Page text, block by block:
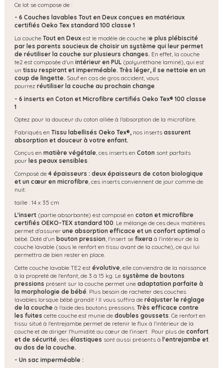
Ce lot se compose de :
- 6 Couches lavables Tout en Deux conçues en matériaux
certifiés Oeko Tex standard 100 classe 1
La couche Tout en Deux est le modèle de couche le plus plébiscité
par les parents soucieux de choisir un système qui leur permet
de réutiliser la couche sur plusieurs changes. En effet, la couche
te2 est composée d'un intérieur en PUL (polyuréthane laminé), qui est
un tissu respirant et imperméable. Très léger, il se nettoie en un
coup de lingette. Sauf en cas de gros accident, vous
pourrez réutiliser la couche au prochain change
- 6 inserts en Coton et Microfibre certifiés Oeko Tex® 100 classe
1
Optez pour la douceur du coton alliée à l'absorption de la microfibre.
Fabriqués en Tissu labellisés Oeko Tex®, nos inserts assurent
absorption et douceur à votre enfant.
Conçus en matière végétale, ces inserts en Coton sont parfaits
pour les peaux sensibles.
Composé de 4 épaisseurs : deux épaisseurs de coton biologique
et un cœur en microfibre , ces inserts conviennent de jour comme de
nuit.
taille : 14 x 35 cm
L'insert (partie absorbante) est composé en coton et microfibre
certifiés OEKO-TEX standard 100. Le mélange de ces deux matières
permet d'assurer une absorption efficace et un confort optimal à
bébé. Doté d'un bouton pression, l'insert se fixera à l'intérieur de la
couche lavable (sous le renfort en tissu avant de la couche), ce qui lui
permettra de bien rester en place.
Cette couche lavable TE2 est évolutive elle conviendra de la naissance
à la propreté de l'enfant, de 3 à 15 kg. Le système de boutons
pressions présent sur la couche permet une adaptation parfaite à
la morphologie de bébé . Plus besoin de racheter des couches
lavables lorsque bébé grandit ! Il vous suffira de réajuster le réglage
de la couche à l'aide des boutons pressions. Très efficace contre
les fuites cette couche est munie de doubles goussets . Ce renfort en
tissu situé à l'entrejambe permet de retenir le flux à l'intérieur de la
couche et de diriger l'humidité au cœur de l'insert. Pour plus de confort
et de sécurité , des élastiques sont aussi présents à l'entrejambe et
au dos de la couche.
- Un sac imperméable :